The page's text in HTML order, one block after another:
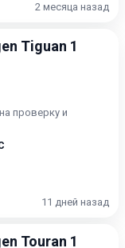
2 месяца назад
Tiguan 1
проверку и
11 дней назад
Touran 1